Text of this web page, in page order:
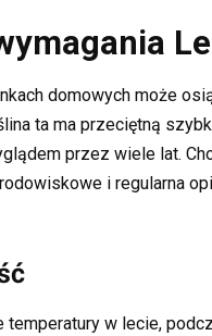
domowych może
ta ma przeciętną
przez wiele lat.
i regularna
w lecie,